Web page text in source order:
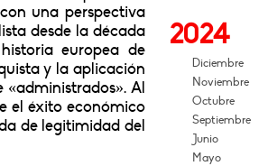
una perspectiva
desde la década
europea de
y la aplicación
Al
el éxito económico
de legitimidad del
2024
Diciembre
Noviembre
Octubre
Septiembre
Junio
Mayo